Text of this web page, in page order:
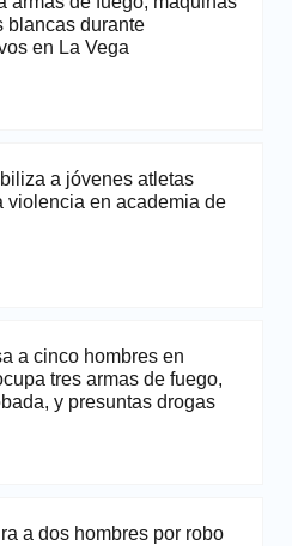
blancas durante
en La Vega
a jóvenes atletas
violencia en academia de
a cinco hombres en
tres armas de fuego,
y presuntas drogas
a dos hombres por robo